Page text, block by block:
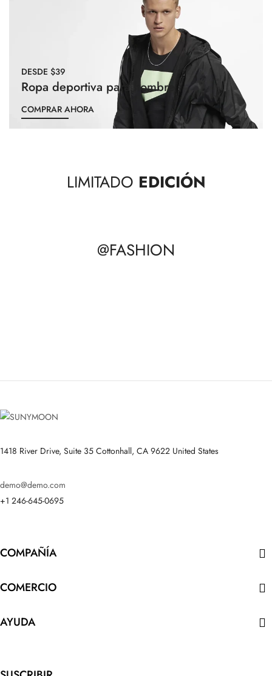
DESDE $39
Ropa deportiva para hombre
COMPRAR AHORA
LIMITADO EDICIÓN
@FASHION
1418 River Drive, Suite 35 Cottonhall, CA 9622 United States
demo@demo.com
+1 246-645-0695
COMPAÑÍA 
COMERCIO 
AYUDA 